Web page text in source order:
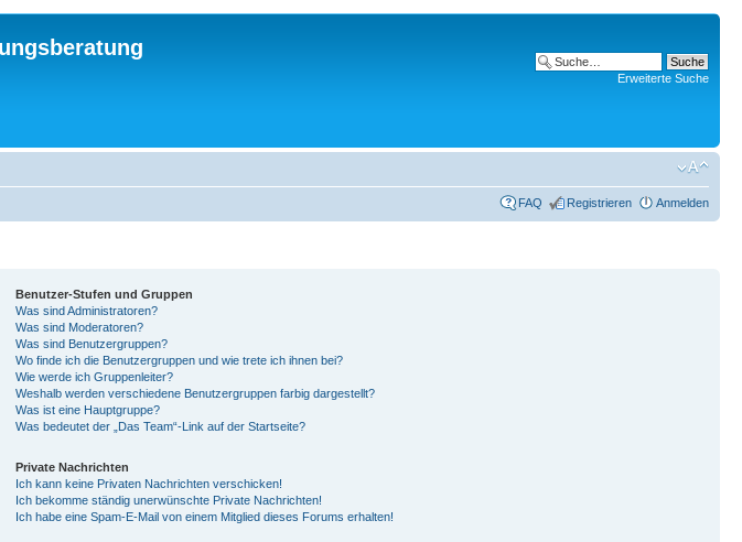
Erweiterte Suche
FAQ Registrieren Anmelden
Benutzer-Stufen und Gruppen
Was sind Administratoren?
Was sind Moderatoren?
Was sind Benutzergruppen?
Wo finde ich die Benutzergruppen und wie trete ich ihnen bei?
Wie werde ich Gruppenleiter?
Weshalb werden verschiedene Benutzergruppen farbig dargestellt?
Was ist eine Hauptgruppe?
Was bedeutet der „Das Team“-Link auf der Startseite?
Private Nachrichten
Ich kann keine Privaten Nachrichten verschicken!
Ich bekomme ständig unerwünschte Private Nachrichten!
Ich habe eine Spam-E-Mail von einem Mitglied dieses Forums erhalten!